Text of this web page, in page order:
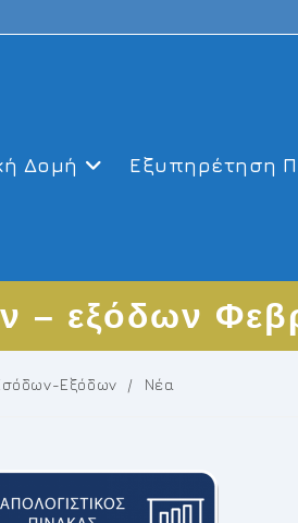
Δομή Εξυπηρέτηση
– εξόδων
Εξόδων / Νέα